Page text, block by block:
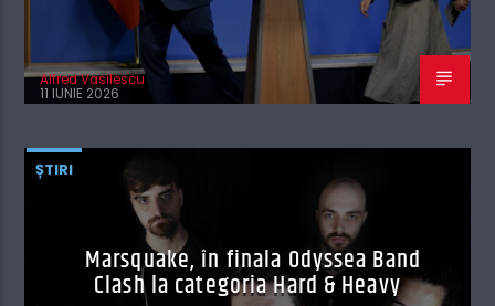
Alfred Vasilescu
11 IUNIE 2026
ȘTIRI
Marsquake, în finala Odyssea Band
Clash la categoria Hard & Heavy